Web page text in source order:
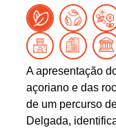
A apresentação
açoriano e das
de um percurso
Delgada,